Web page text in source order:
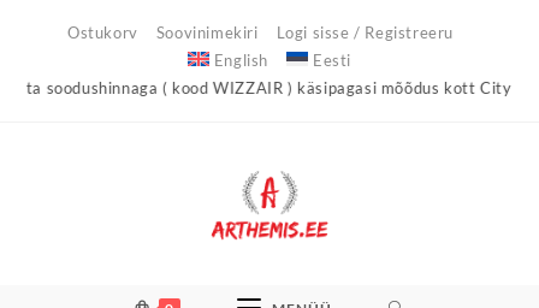
Ostukorv Soovinimekiri
Logi sisse / Registreeru
English
Eesti
( kood WIZZAIR ) käsipagasi mõõdus kott City Light !